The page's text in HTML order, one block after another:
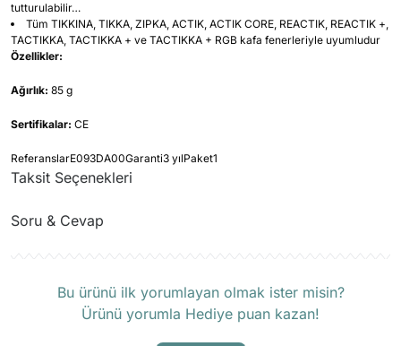
tutturulabilir…
Tüm TIKKINA, TIKKA, ZIPKA, ACTIK, ACTIK CORE, REACTIK, REACTIK +,
TACTIKKA, TACTIKKA + ve TACTIKKA + RGB kafa fenerleriyle uyumludur
Özellikler:
Ağırlık: 85 g
Sertifikalar: CE
ReferanslarE093DA00Garanti3 yılPaket1
Taksit Seçenekleri
Soru & Cevap
Bu ürünü ilk yorumlayan olmak ister misin?
Ürünü yorumla Hediye puan kazan!